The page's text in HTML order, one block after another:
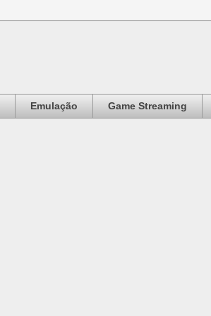
Emulação Game Streaming